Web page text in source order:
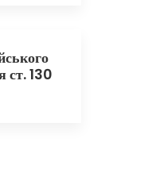
ст. 130